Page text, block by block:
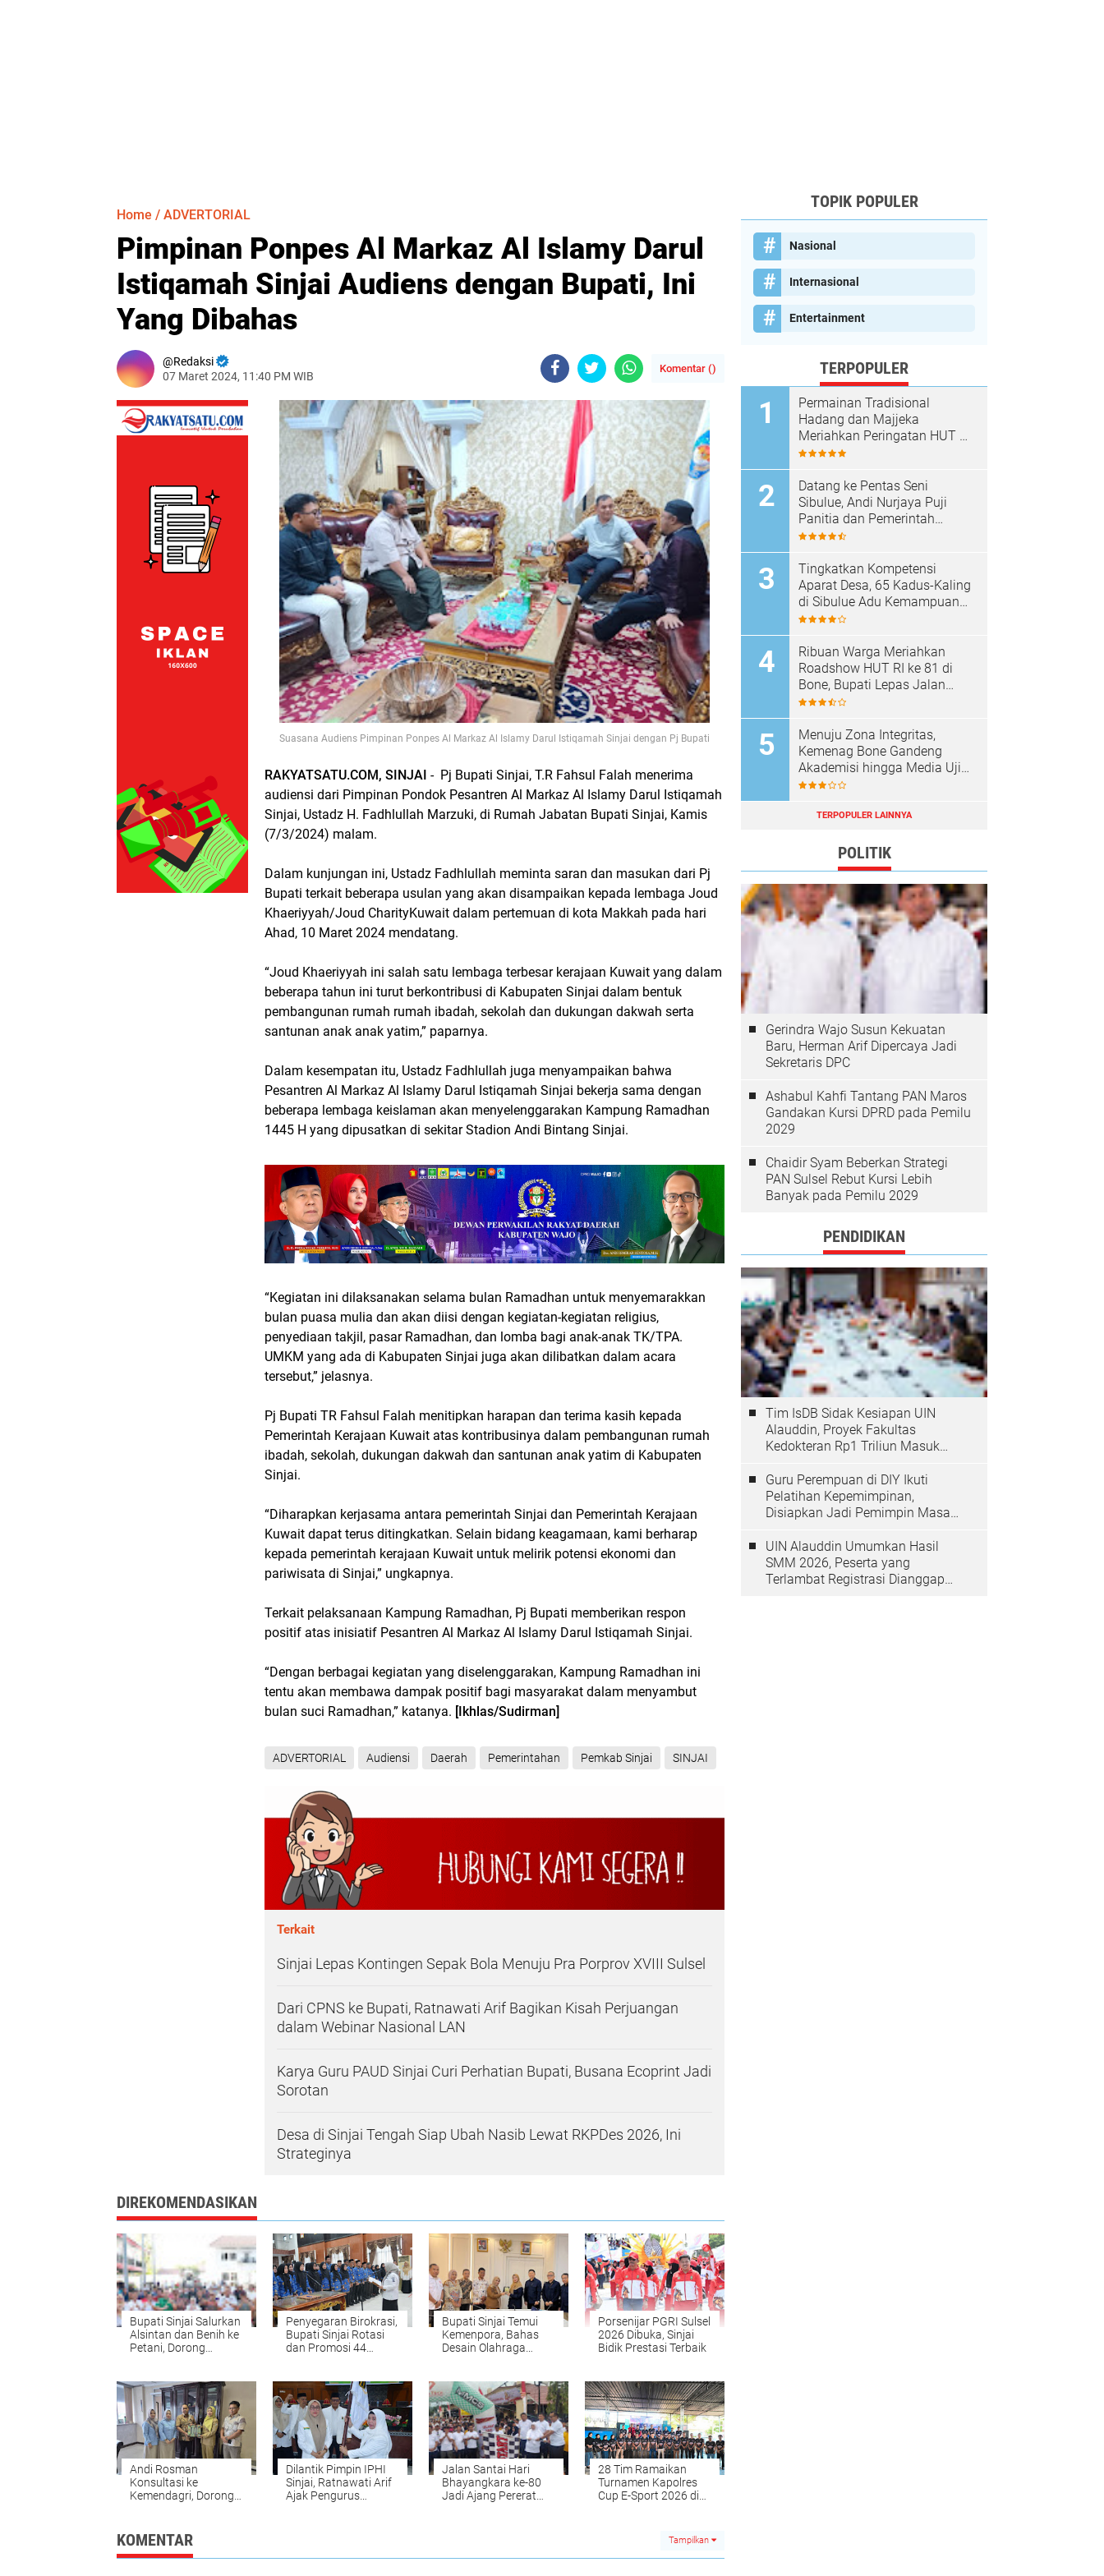
Home / ADVERTORIAL
Pimpinan Ponpes Al Markaz Al Islamy Darul
Istiqamah Sinjai Audiens dengan Bupati, Ini
Yang Dibahas
Redaksi
07 Maret 2024, 11:40 PM WIB
Komentar ()
Suasana Audiens Pimpinan Ponpes Al Markaz Al Islamy Darul Istiqamah Sinjai dengan Pj Bupati
RAKYATSATU.COM, SINJAI - Pj Bupati Sinjai, T.R Fahsul Falah menerima
audiensi dari Pimpinan Pondok Pesantren Al Markaz Al Islamy Darul Istiqamah
Sinjai, Ustadz H. Fadhlullah Marzuki, di Rumah Jabatan Bupati Sinjai, Kamis
(7/3/2024) malam.
Dalam kunjungan ini, Ustadz Fadhlullah meminta saran dan masukan dari Pj
Bupati terkait beberapa usulan yang akan disampaikan kepada lembaga Joud
Khaeriyyah/Joud CharityKuwait dalam pertemuan di kota Makkah pada hari
Ahad, 10 Maret 2024 mendatang.
“Joud Khaeriyyah ini salah satu lembaga terbesar kerajaan Kuwait yang dalam
beberapa tahun ini turut berkontribusi di Kabupaten Sinjai dalam bentuk
pembangunan rumah rumah ibadah, sekolah dan dukungan dakwah serta
santunan anak anak yatim,” paparnya.
Dalam kesempatan itu, Ustadz Fadhlullah juga menyampaikan bahwa
Pesantren Al Markaz Al Islamy Darul Istiqamah Sinjai bekerja sama dengan
beberapa lembaga keislaman akan menyelenggarakan Kampung Ramadhan
1445 H yang dipusatkan di sekitar Stadion Andi Bintang Sinjai.
“Kegiatan ini dilaksanakan selama bulan Ramadhan untuk menyemarakkan
bulan puasa mulia dan akan diisi dengan kegiatan-kegiatan religius,
penyediaan takjil, pasar Ramadhan, dan lomba bagi anak-anak TK/TPA.
UMKM yang ada di Kabupaten Sinjai juga akan dilibatkan dalam acara
tersebut,” jelasnya.
Pj Bupati TR Fahsul Falah menitipkan harapan dan terima kasih kepada
Pemerintah Kerajaan Kuwait atas kontribusinya dalam pembangunan rumah
ibadah, sekolah, dukungan dakwah dan santunan anak yatim di Kabupaten
Sinjai.
“Diharapkan kerjasama antara pemerintah Sinjai dan Pemerintah Kerajaan
Kuwait dapat terus ditingkatkan. Selain bidang keagamaan, kami berharap
kepada pemerintah kerajaan Kuwait untuk melirik potensi ekonomi dan
pariwisata di Sinjai,” ungkapnya.
Terkait pelaksanaan Kampung Ramadhan, Pj Bupati memberikan respon
positif atas inisiatif Pesantren Al Markaz Al Islamy Darul Istiqamah Sinjai.
“Dengan berbagai kegiatan yang diselenggarakan, Kampung Ramadhan ini
tentu akan membawa dampak positif bagi masyarakat dalam menyambut
bulan suci Ramadhan,” katanya. [Ikhlas/Sudirman]
ADVERTORIAL Audiensi Daerah Pemerintahan Pemkab Sinjai SINJAI
Terkait
Sinjai Lepas Kontingen Sepak Bola Menuju Pra Porprov XVIII Sulsel
Dari CPNS ke Bupati, Ratnawati Arif Bagikan Kisah Perjuangan
dalam Webinar Nasional LAN
Karya Guru PAUD Sinjai Curi Perhatian Bupati, Busana Ecoprint Jadi
Sorotan
Desa di Sinjai Tengah Siap Ubah Nasib Lewat RKPDes 2026, Ini
Strateginya
DIREKOMENDASIKAN
Bupati Sinjai Salurkan
Alsintan dan Benih ke
Petani, Dorong
Penyegaran Birokrasi,
Bupati Sinjai Rotasi
dan Promosi 44
Bupati Sinjai Temui
Kemenpora, Bahas
Desain Olahraga
Porsenijar PGRI Sulsel
2026 Dibuka, Sinjai
Bidik Prestasi Terbaik
Andi Rosman
Konsultasi ke
Kemendagri, Dorong
Dilantik Pimpin IPHI
Sinjai, Ratnawati Arif
Ajak Pengurus
Jalan Santai Hari
Bhayangkara ke-80
Jadi Ajang Pererat
28 Tim Ramaikan
Turnamen Kapolres
Cup E-Sport 2026 di
KOMENTAR Tampilkan
TOPIK POPULER
Nasional
Internasional
Entertainment
TERPOPULER
Permainan Tradisional
Hadang dan Majjeka
Meriahkan Peringatan HUT RI
di Sibulue
Datang ke Pentas Seni
Sibulue, Andi Nurjaya Puji
Panitia dan Pemerintah
Kecamatan
Tingkatkan Kompetensi
Aparat Desa, 65 Kadus-Kaling
di Sibulue Adu Kemampuan
Berpidato
Ribuan Warga Meriahkan
Roadshow HUT RI ke 81 di
Bone, Bupati Lepas Jalan
Santai
Menuju Zona Integritas,
Kemenag Bone Gandeng
Akademisi hingga Media Uji
Standar Pelayanan
TERPOPULER LAINNYA
POLITIK
Gerindra Wajo Susun Kekuatan
Baru, Herman Arif Dipercaya Jadi
Sekretaris DPC
Ashabul Kahfi Tantang PAN Maros
Gandakan Kursi DPRD pada Pemilu
2029
Chaidir Syam Beberkan Strategi
PAN Sulsel Rebut Kursi Lebih
Banyak pada Pemilu 2029
PENDIDIKAN
Tim IsDB Sidak Kesiapan UIN
Alauddin, Proyek Fakultas
Kedokteran Rp1 Triliun Masuk
Guru Perempuan di DIY Ikuti
Pelatihan Kepemimpinan,
Disiapkan Jadi Pemimpin Masa
UIN Alauddin Umumkan Hasil
SMM 2026, Peserta yang
Terlambat Registrasi Dianggap